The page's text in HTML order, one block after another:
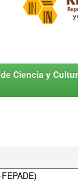
Ciencia y